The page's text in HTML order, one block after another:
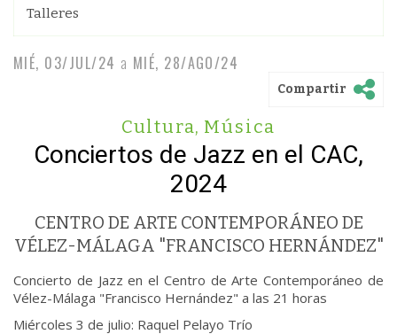
Talleres
MIÉ, 03/JUL/24 a MIÉ, 28/AGO/24
Compartir
Cultura, Música
Conciertos de Jazz en el CAC,
2024
CENTRO DE ARTE CONTEMPORÁNEO DE
VÉLEZ-MÁLAGA "FRANCISCO HERNÁNDEZ"
Concierto de Jazz en el Centro de Arte Contemporáneo de
Vélez-Málaga "Francisco Hernández" a las 21 horas
Miércoles 3 de julio: Raquel Pelayo Trío